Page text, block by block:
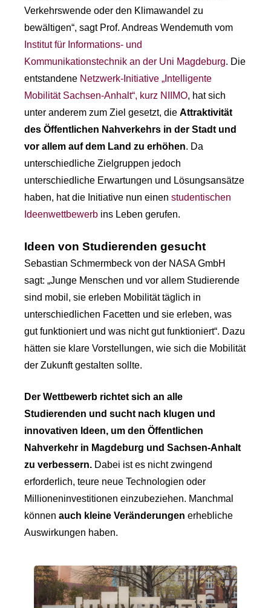
Verkehrswende oder den Klimawandel zu
bewältigen“, sagt Prof. Andreas Wendemuth vom
Institut für Informations- und
Kommunikationstechnik an der Uni Magdeburg. Die
entstandene Netzwerk-Initiative „Intelligente
Mobilität Sachsen-Anhalt“, kurz NIIMO, hat sich
unter anderem zum Ziel gesetzt, die Attraktivität
des Öffentlichen Nahverkehrs in der Stadt und
vor allem auf dem Land zu erhöhen. Da
unterschiedliche Zielgruppen jedoch
unterschiedliche Erwartungen und Lösungsansätze
haben, hat die Initiative nun einen studentischen
Ideenwettbewerb ins Leben gerufen.
Ideen von Studierenden gesucht
Sebastian Schmermbeck von der NASA GmbH
sagt: „Junge Menschen und vor allem Studierende
sind mobil, sie erleben Mobilität täglich in
unterschiedlichen Facetten und sie erleben, was
gut funktioniert und was nicht gut funktioniert“. Dazu
hätten sie klare Vorstellungen, wie sich die Mobilität
der Zukunft gestalten sollte.
Der Wettbewerb richtet sich an alle
Studierenden und sucht nach klugen und
innovativen Ideen, um den Öffentlichen
Nahverkehr in Magdeburg und Sachsen-Anhalt
zu verbessern. Dabei ist es nicht zwingend
erforderlich, teure neue Technologien oder
Millioneninvestitionen einzubeziehen. Manchmal
können auch kleine Veränderungen erhebliche
Auswirkungen haben.